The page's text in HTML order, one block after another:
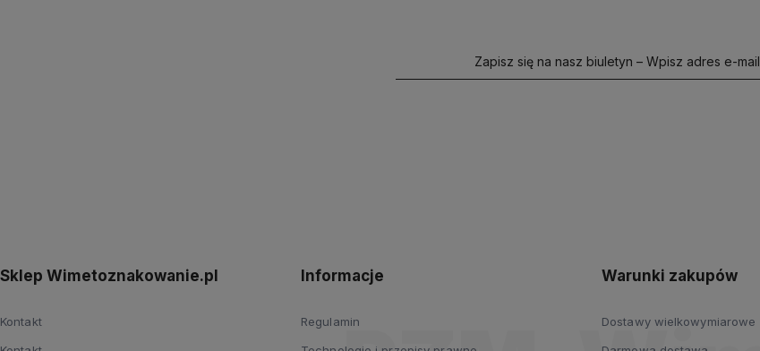
Zapisz się na nasz biuletyn – Wpisz adres e-mail
Sklep Wimetoznakowanie.pl
Kontakt
Informacje
Regulamin
Warunki zakupów
Dostawy wielkowymiarowe